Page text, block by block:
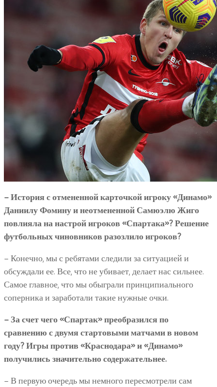
– История с отмененной карточкой игроку «Динамо»
Даниилу Фомину инеотмененной Самюэлю Жиго
повлияла на настрой игроков «Спартака»? Решение
футбольных чиновников разозлило игроков?
– Конечно, мы с ребятами следили за ситуацией и
обсуждали ее. Все, что не убивает, делает нас сильнее.
Самое главное, что мы обыграли принципиального
соперника и заработали такие нужные очки.
– За счет чего «Спартак» преобразился по
сравнению с двумя стартовыми матчами в новом
году? Игры против «Краснодара» и «Динамо»
получились значительно содержательнее.
– В первую очередь мы немного пересмотрели сам